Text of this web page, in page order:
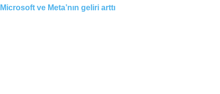
Microsoft ve Meta’nın geliri arttı